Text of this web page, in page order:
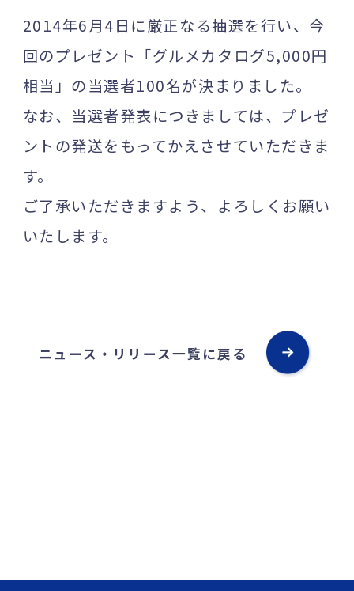
2014年6月4日に厳正なる抽選を行い、今
回のプレゼント「グルメカタログ5,000円
相当」の当選者100名が決まりました。
なお、当選者発表につきましては、プレゼ
ントの発送をもってかえさせていただきま
す。
ご了承いただきますよう、よろしくお願い
いたします。
ニュース・リリース一覧に戻る